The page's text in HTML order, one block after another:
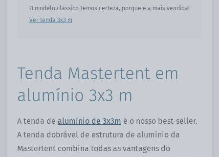
O modelo clássico Temos certeza, porque é a mais vendida!
Ver tenda 3x3 m
Tenda Mastertent em
alumínio 3x3 m
A tenda de alumínio de 3x3m é o nosso best-seller.
A tenda dobrável de estrutura de alumínio da
Mastertent combina todas as vantagens do